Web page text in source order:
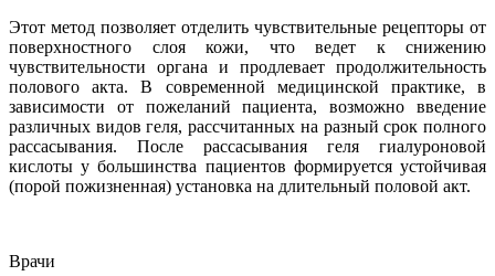
Этот метод позволяет отделить чувствительные рецепторы от
поверхностного слоя кожи, что ведет к снижению
чувствительности органа и продлевает продолжительность
полового акта. В современной медицинской практике, в
зависимости от пожеланий пациента, возможно введение
различных видов геля, рассчитанных на разный срок полного
рассасывания. После рассасывания геля гиалуроновой
кислоты у большинства пациентов формируется устойчивая
(порой пожизненная) установка на длительный половой акт.
Врачи